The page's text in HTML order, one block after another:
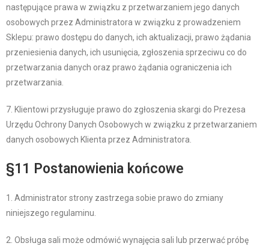
następujące prawa w związku z przetwarzaniem jego danych
osobowych przez Administratora w związku z prowadzeniem
Sklepu: prawo dostępu do danych, ich aktualizacji, prawo żądania
przeniesienia danych, ich usunięcia, zgłoszenia sprzeciwu co do
przetwarzania danych oraz prawo żądania ograniczenia ich
przetwarzania.
7. Klientowi przysługuje prawo do zgłoszenia skargi do Prezesa
Urzędu Ochrony Danych Osobowych w związku z przetwarzaniem
danych osobowych Klienta przez Administratora.
§11 Postanowienia końcowe
1. Administrator strony zastrzega sobie prawo do zmiany
niniejszego regulaminu.
2. Obsługa sali może odmówić wynajęcia sali lub przerwać próbę